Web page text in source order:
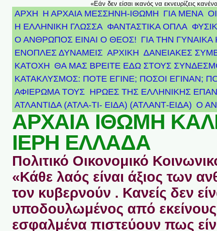
«Εάν δεν είσαι ικανός να εκνευρίζεις
ΑΡΧΗ Η ΑΡΧΑΙΑ ΜΕΣΣΗΝΗ-ΙΘΩΜΗ ΓΙΑ ΜΕΝΑ
Η ΕΛΛΗΝΙΚΗ ΓΛΩΣΣΑ ΦΑΝΤΑΣΤΙΚΑ ΟΠΛΑ
Ο ΑΝΘΡΩΠΟΣ ΕΙΝΑΙ Ο ΘΕΟΣ! ΓΙΑ ΤΗΝ ΓΥΝΑΙΚΑ
ΕΝΟΠΛΕΣ ΔΥΝΑΜΕΙΣ ΑΡΧΙΚΉ ΔΑΝΕΙΑΚΕΣ
ΚΑΤΟΧΗ ΘΑ ΜΑΣ ΒΡΕΙΤΕ ΕΔΩ ΣΤΟΥΣ
ΚΑΤΑΚΛΥΣΜΟΣ: ΠΟΤΕ ΕΓΙΝΕ; ΠΟΣΟΙ ΕΓΙΝΑΝ;
ΑΦΙΈΡΩΜΑ ΤΟΥΣ ΉΡΩΕΣ ΤΗΣ ΕΛΛΗΝΙΚΉΣ
ΑΤΛΑΝΤΊΔΑ (ΑΤΛΑ-ΤΙ- ΕΙΔΑ) (ΑΤΛΑΝΤ-ΕΙΔΑ) Ο
ΑΡΧΑΙΑ ΙΘΩΜΗ
ΙΕΡΗ ΕΛΛΑΔΑ
Πολιτικό Οικονομικό
«Κάθε λαός είναι άξιος των
τον κυβερνούν . Κανείς δεν
υποδουλωμένος από
εσφαλμένα πιστεύουν πως